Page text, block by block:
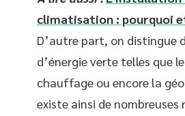
climatisation : pourquoi
D’autre part, on distingue
d’énergie verte telles que
chauffage ou encore la
existe ainsi de nombreuses